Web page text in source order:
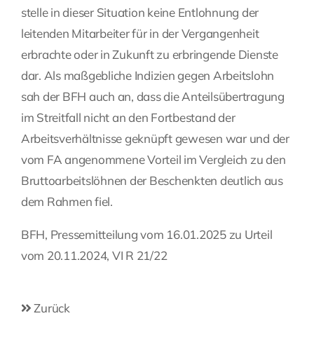
stelle in dieser Situation keine Entlohnung der
leitenden Mitarbeiter für in der Vergangenheit
erbrachte oder in Zukunft zu erbringende Dienste
dar. Als maßgebliche Indizien gegen Arbeitslohn
sah der BFH auch an, dass die Anteilsübertragung
im Streitfall nicht an den Fortbestand der
Arbeitsverhältnisse geknüpft gewesen war und der
vom FA angenommene Vorteil im Vergleich zu den
Bruttoarbeitslöhnen der Beschenkten deutlich aus
dem Rahmen fiel.
BFH, Pressemitteilung vom 16.01.2025 zu Urteil
vom 20.11.2024, VI R 21/22
Zurück